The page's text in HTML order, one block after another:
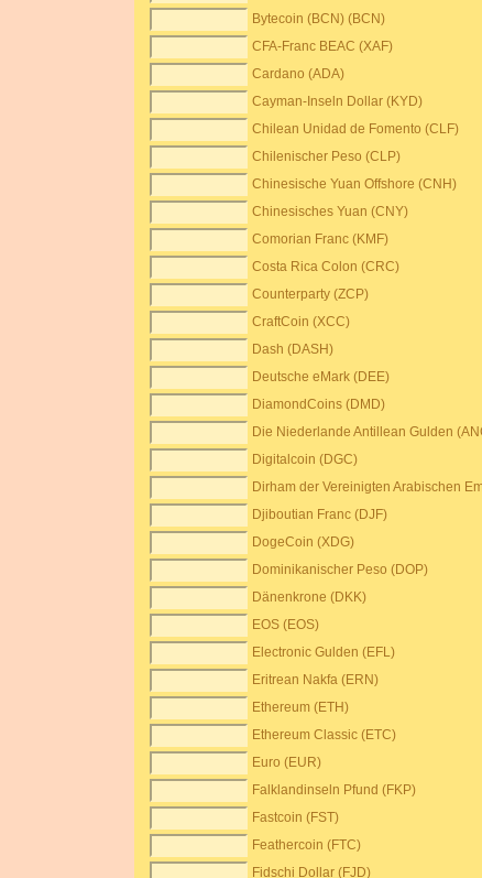
Bytecoin (BCN) (BCN)
CFA-Franc BEAC (XAF)
Cardano (ADA)
Cayman-Inseln Dollar (KYD)
Chilean Unidad de Fomento (CLF)
Chilenischer Peso (CLP)
Chinesische Yuan Offshore (CNH)
Chinesisches Yuan (CNY)
Comorian Franc (KMF)
Costa Rica Colon (CRC)
Counterparty (ZCP)
CraftCoin (XCC)
Dash (DASH)
Deutsche eMark (DEE)
DiamondCoins (DMD)
Die Niederlande Antillean Gulden
Digitalcoin (DGC)
Dirham der Vereinigten Arabischen
Djiboutian Franc (DJF)
DogeCoin (XDG)
Dominikanischer Peso (DOP)
Dänenkrone (DKK)
EOS (EOS)
Electronic Gulden (EFL)
Eritrean Nakfa (ERN)
Ethereum (ETH)
Ethereum Classic (ETC)
Euro (EUR)
Falklandinseln Pfund (FKP)
Fastcoin (FST)
Feathercoin (FTC)
Fidschi Dollar (FJD)